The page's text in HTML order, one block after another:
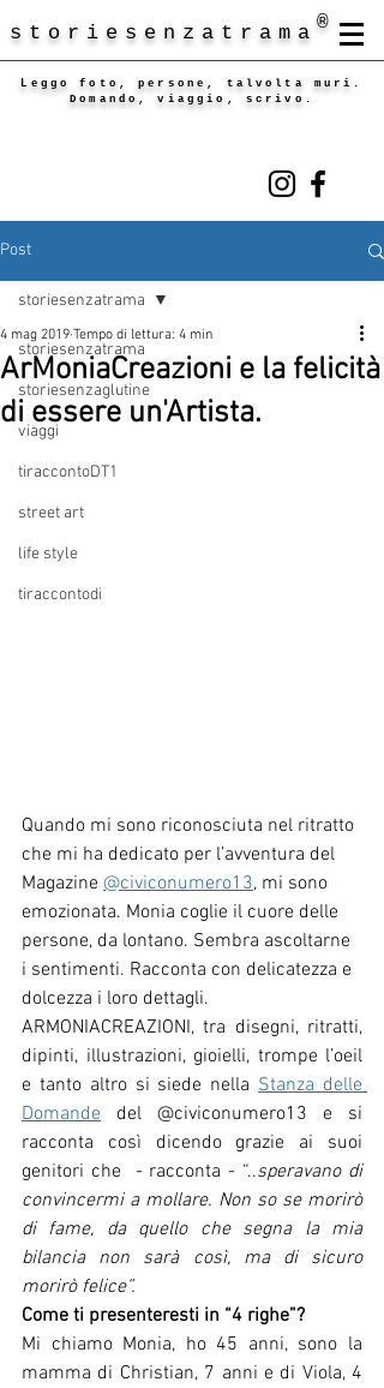
storiesenzatrama ®
Leggo foto, persone, talvolta muri.
Domando, viaggio, scrivo.
Post
storiesenzatrama
storiesenzaglutine
viaggi
tiraccontoDT1
street art
life style
tiraccontodi
storiesenzatrama
ArMoniaCreazioni e la felicità
di essere un'Artista.
4 mag 2019 Tempo di lettura: 4 min
Quando mi sono riconosciuta nel ritratto
che mi ha dedicato per l’avventura del
Magazine @civiconumero13, mi sono
emozionata. Monia coglie il cuore delle
persone, da lontano. Sembra ascoltarne
i sentimenti. Racconta con delicatezza e
dolcezza i loro dettagli.
ARMONIACREAZIONI, tra disegni, ritratti,
dipinti, illustrazioni, gioielli, trompe l’oeil
e tanto altro si siede nella Stanza delle
Domande del @civiconumero13 e si
racconta così dicendo grazie ai suoi
genitori che  - racconta - “..speravano di
convincermi a mollare. Non so se morirò
di fame, da quello che segna la mia
bilancia non sarà così, ma di sicuro
morirò felice”.
Come ti presenteresti in “4 righe”?
Mi chiamo Monia, ho 45 anni, sono la
mamma di Christian, 7 anni e di Viola, 4